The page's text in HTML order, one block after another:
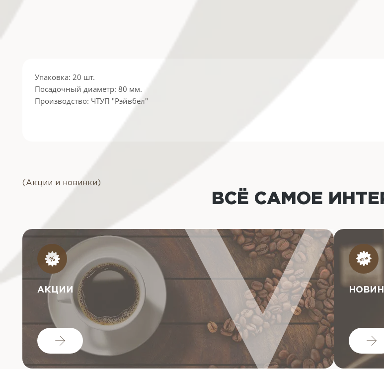
Упаковка: 20 шт.
Посадочный диаметр: 80 мм.
Производство: ЧТУП "Рэйвбел"
(Акции и новинки)
ВСЁ САМОЕ
АКЦИИ